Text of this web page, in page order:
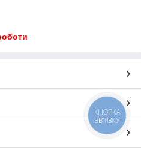
КНОПКА
ЗВ'ЯЗКУ